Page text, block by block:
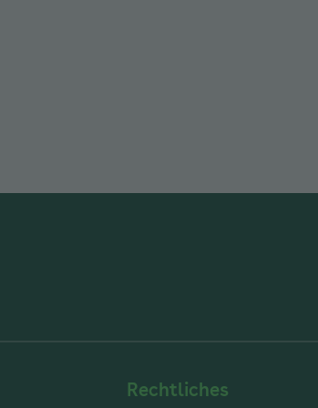
Rechtliches